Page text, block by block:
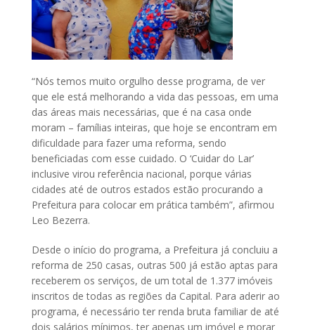
“Nós temos muito orgulho desse programa, de ver
que ele está melhorando a vida das pessoas, em uma
das áreas mais necessárias, que é na casa onde
moram – famílias inteiras, que hoje se encontram em
dificuldade para fazer uma reforma, sendo
beneficiadas com esse cuidado. O ‘Cuidar do Lar’
inclusive virou referência nacional, porque várias
cidades até de outros estados estão procurando a
Prefeitura para colocar em prática também”, afirmou
Leo Bezerra.
Desde o início do programa, a Prefeitura já concluiu a
reforma de 250 casas, outras 500 já estão aptas para
receberem os serviços, de um total de 1.377 imóveis
inscritos de todas as regiões da Capital. Para aderir ao
programa, é necessário ter renda bruta familiar de até
dois salários mínimos, ter apenas um imóvel e morar